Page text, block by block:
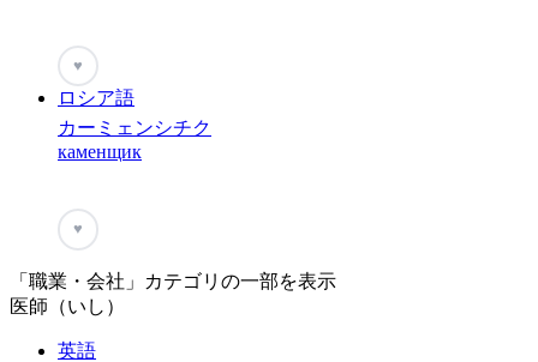
♥
ロシア語
カーミェンシチク
каменщик
♥
「職業・会社」カテゴリの一部を表示
医師（いし）
英語